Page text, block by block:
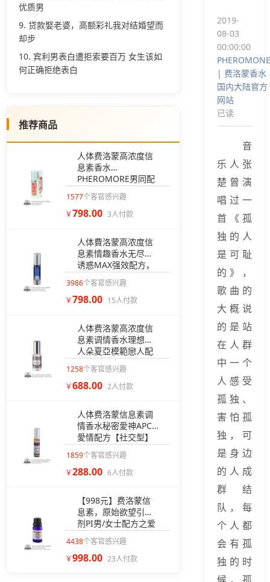
优质男
9. 贷款娶老婆，高额彩礼我对结婚望而
却步
10. 宾利男表白遭拒索要百万 女生该如
何正确拒绝表白
推荐商品
人体费洛蒙高浓度信
息素香水
PHEROMORE男同配
方爱情的荷尔蒙感情
加温【GAY男同无香
款】
1577个客官感兴趣
￥798.00 3人付款
人体費洛蒙高浓度信
息素情趣香水无尽的
诱惑MAX强效配方，
【夜场人士专用】
3986个客官感兴趣
￥798.00 15人付款
人体费洛蒙高浓度信
息素调情香水理想情
人朵夏亞模範戀人配
方【恋人相亲约会专
用】
1258个客官感兴趣
￥688.00 2人付款
人体费洛蒙信息素调
情香水秘密愛神APC
愛情配方【社交型】
1859个客官感兴趣
￥288.00 6人付款
【998元】费洛蒙信
息素，原始欲望引诱
剂PI男/女士配方之爱
情选择权（无香型）
4438个客官感兴趣
￥998.00 23人付款
2019-
08-03
00:00:00
PHEROMONE
| 费洛蒙香水
国内大陆官方
网站
已读
音
乐人张
楚曾演
唱过一
首《孤
独的人
是可耻
的》，
歌曲的
大概说
的是站
在人群
中一个
人感受
孤独、
害怕孤
独，可
是身边
的人成
群结
队，每
个人都
会有孤
独的时
候，孤